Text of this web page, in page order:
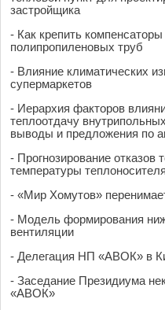
застройщика
- Как крепить
полипропиленовых труб
- Влияние климатических
супермаркетов
- Иерархия факторов
теплоотдачу
выводы и предложения по
- Прогнозирование отказов
температуры
- «Мир Хомутов»
- Модель формирования
вентиляции
- Делегация НП «АВОК» в
- Заседание Президиума
«АВОК»